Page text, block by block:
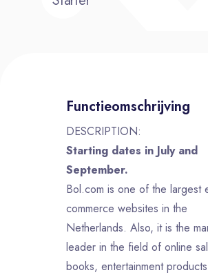
Functieomschrijving
DESCRIPTION:
Starting dates in July and
September.
Bol.com is one of the largest
commerce websites in the
Netherlands. Also, it is the
leader in the field of online
books, entertainment